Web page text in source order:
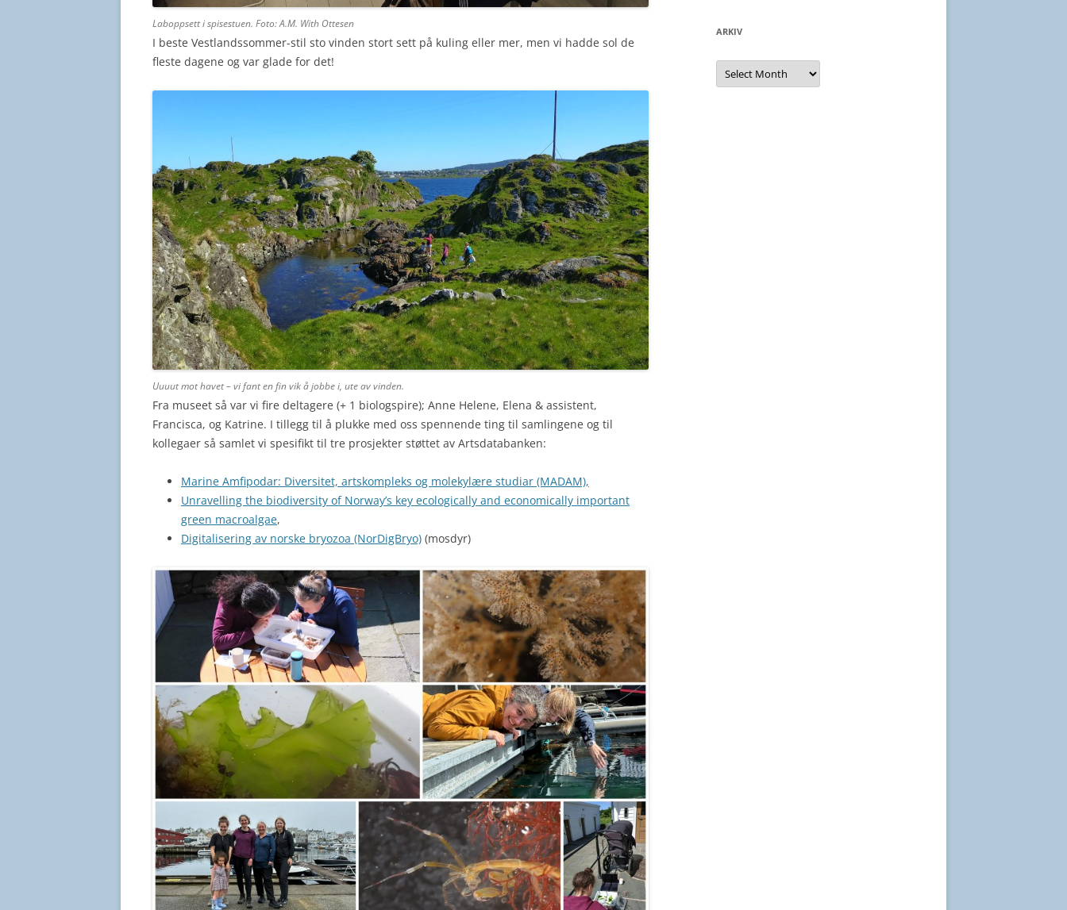
Laboppsett i spisestuen. Foto: A.M. With Ottesen
I beste Vestlandssommer-stil sto vinden stort sett på kuling eller mer, men vi hadde sol de
fleste dagene og var glade for det!
Uuuut mot havet – vi fant en fin vik å jobbe i, ute av vinden.
Fra museet så var vi fire deltagere (+ 1 biologspire); Anne Helene, Elena & assistent,
Francisca, og Katrine. I tillegg til å plukke med oss spennende ting til samlingene og til
kollegaer så samlet vi spesifikt til tre prosjekter støttet av Artsdatabanken:
Marine Amfipodar: Diversitet, artskompleks og molekylære studiar (MADAM),
Unravelling the biodiversity of Norway’s key ecologically and economically important
green macroalgae,
Digitalisering av norske bryozoa (NorDigBryo) (mosdyr)
ARKIV
Arkiv